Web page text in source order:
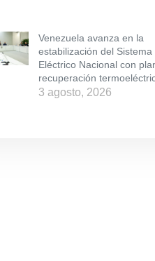
Venezuela avanza en la
estabilización del Sistema
Eléctrico Nacional con
recuperación
3 agosto, 2026